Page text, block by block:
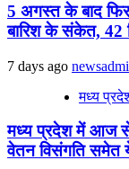
5 अगस्त के बाद
बारिश के संकेत, 42
7 days ago
मध्य
मध्य प्रदेश में आज से
वेतन विसंगति समेत